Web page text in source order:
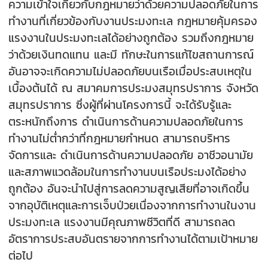
ความเข้าใจเกี่ยวกับกฎหมายว่าด้วยความปลอดภัยในการ
ทำงานที่เกี่ยวข้องกับงานประมงทะเล กฎหมายคุ้มครอง
แรงงานในประมงทะเลได้อย่างถูกต้อง รวมถึงกฎหมาย
ว่าด้วยเงินทดแทน และมี ทักษะในการแก้ไขสถานการณ์
อันอาจจะเกิดความไม่ปลอดภัยบนเรือเมื่อประสบเหตุใน
เบื้องต้นได้ ณ สมาคมการประมงสมุทรปราการ จังหวัด
สมุทรปราการ ซึ่งผู้ที่ผ่านโครงการนี้ จะได้รับรู้และ
ตระหนักถึงการ ดำเนินการด้านความปลอดภัยในการ
ทำงานไม่ต่ำกว่าที่กฎหมายกำหนด สามารถบริหาร
จัดการและ ดำเนินการด้านความปลอดภัย อาชีวอนามัย
และสภาพแวดล้อมในการทำงานบนเรือประมงได้อย่าง
ถูกต้อง อันจะนำไปสู่การลดความสูญเสียที่อาจเกิดขึ้น
จากอุบัติเหตุและการเจ็บป่วยเนื่องจากการทำงานในงาน
ประมงทะเล แรงงานมีคุณภาพชีวิตที่ดี สามารถลด
อัตราการประสบอันตรายจากการทำงานได้ตามเป้าหมาย
ต่อไป